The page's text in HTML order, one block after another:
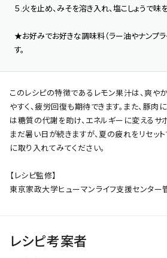
５.火を止め、みそを溶き入れ、塩こしょうで味
★お好みでお好きな調味料（ラー油やナンプラ
す。
このレシピの特徴であるレモン果汁は、爽や
やすく、疲労回復も期待できます。また、豚肉
は糖質の代謝を助け、エネルギーに変えるサ
まだ暑い日が続きますが、夏の疲れをリセッ
に取り入れてみてください。
【レシピ監修】
東京家政大学ヒューマンライフ支援センタ
レシピ考案者